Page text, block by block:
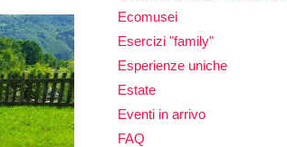
Ecomusei
Esercizi "family"
Esperienze uniche
Estate
Eventi in arrivo
FAQ